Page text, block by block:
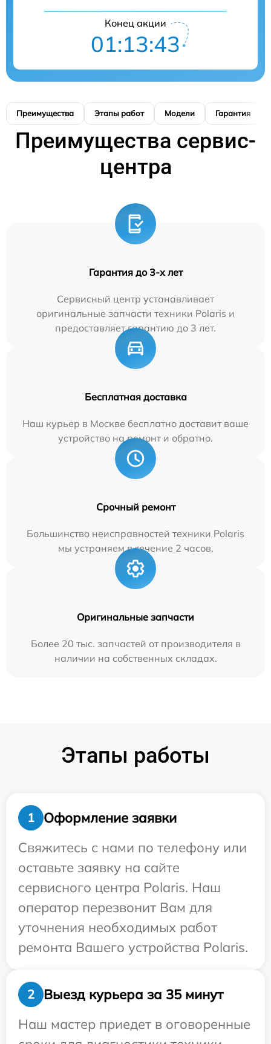
Конец акции
01:13:42
Преимущества Этапы работ Модели Гарантия
Преимущества сервис-
центра
Гарантия до 3-х лет
Сервисный центр устанавливает
оригинальные запчасти техники Polaris и
предоставляет гарантию до 3 лет.
Бесплатная доставка
Наш курьер в Москве бесплатно доставит ваше
устройство на ремонт и обратно.
Срочный ремонт
Большинство неисправностей техники Polaris
мы устраняем в течение 2 часов.
Оригинальные запчасти
Более 20 тыс. запчастей от производителя в
наличии на собственных складах.
Этапы работы
1
Оформление заявки
Свяжитесь с нами по телефону или
оставьте заявку на сайте
сервисного центра Polaris. Наш
оператор перезвонит Вам для
уточнения необходимых работ
ремонта Вашего устройства Polaris.
2
Выезд курьера за 35 минут
Наш мастер приедет в оговоренные